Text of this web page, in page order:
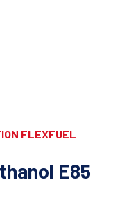
FLEXFUEL
E85